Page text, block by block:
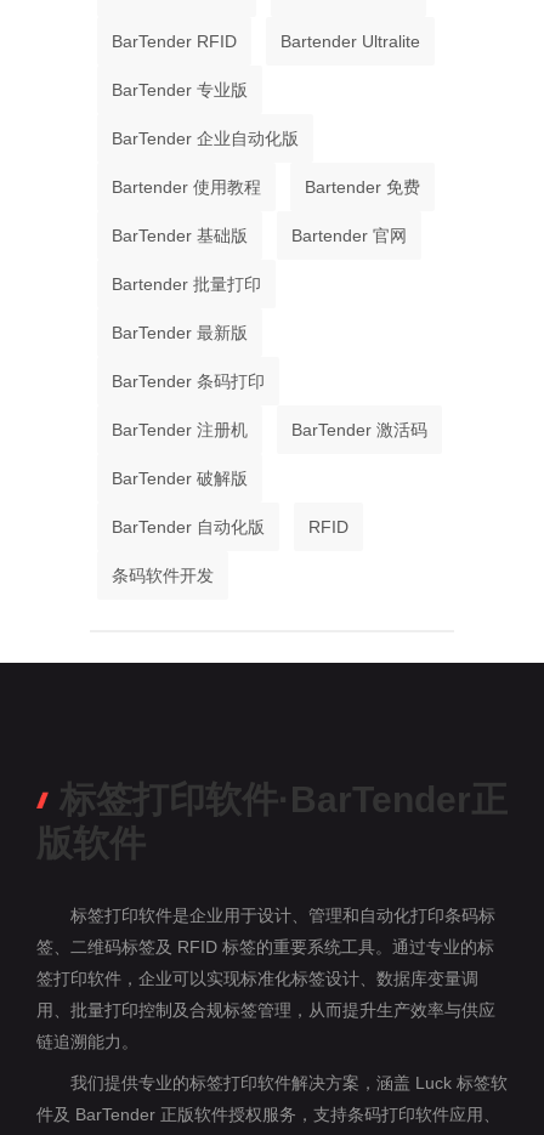
BarTender RFID Bartender Ultralite
BarTender 专业版
BarTender 企业自动化版
Bartender 使用教程 Bartender 免费
BarTender 基础版 Bartender 官网
Bartender 批量打印
BarTender 最新版
BarTender 条码打印
BarTender 注册机 BarTender 激活码
BarTender 破解版
BarTender 自动化版 RFID
条码软件开发
标签打印软件·BarTender正
版软件
标签打印软件是企业用于设计、管理和自动化打印条码标
签、二维码标签及 RFID 标签的重要系统工具。通过专业的标
签打印软件，企业可以实现标准化标签设计、数据库变量调
用、批量打印控制及合规标签管理，从而提升生产效率与供应
链追溯能力。
我们提供专业的标签打印软件解决方案，涵盖 Luck 标签软
件及 BarTender 正版软件授权服务，支持条码打印软件应用、